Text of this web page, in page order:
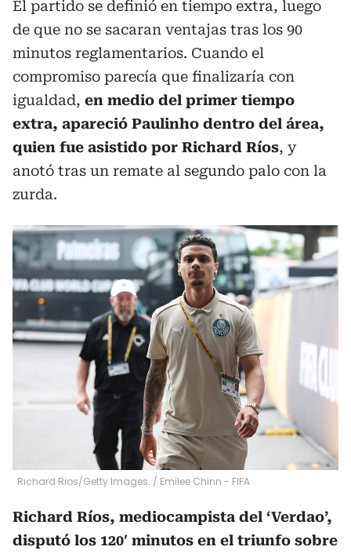
El partido se definió en tiempo extra, luego
de que no se sacaran ventajas tras los 90
minutos reglamentarios. Cuando el
compromiso parecía que finalizaría con
igualdad, en medio del primer tiempo
extra, apareció Paulinho dentro del área,
quien fue asistido por Richard Ríos, y
anotó tras un remate al segundo palo con la
zurda.
Richard Rios/Getty Images. / Emilee Chinn - FIFA
Richard Ríos, mediocampista del ‘Verdao’,
disputó los 120′ minutos en el triunfo sobre